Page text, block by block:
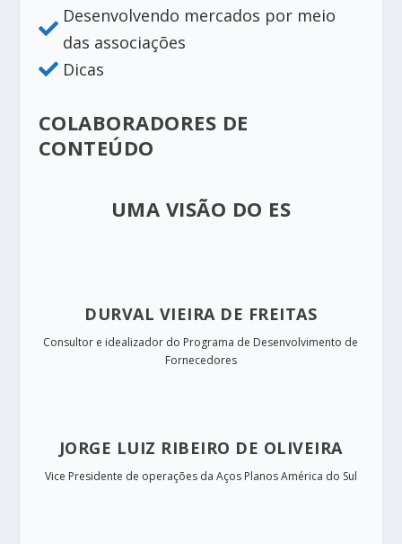

Desenvolvendo mercados por meio
das associações
 Dicas
COLABORADORES DE
CONTEÚDO
UMA VISÃO DO ES
DURVAL VIEIRA DE FREITAS
Consultor e idealizador do Programa de Desenvolvimento de
Fornecedores
JORGE LUIZ RIBEIRO DE OLIVEIRA
Vice Presidente de operações da Aços Planos América do Sul​